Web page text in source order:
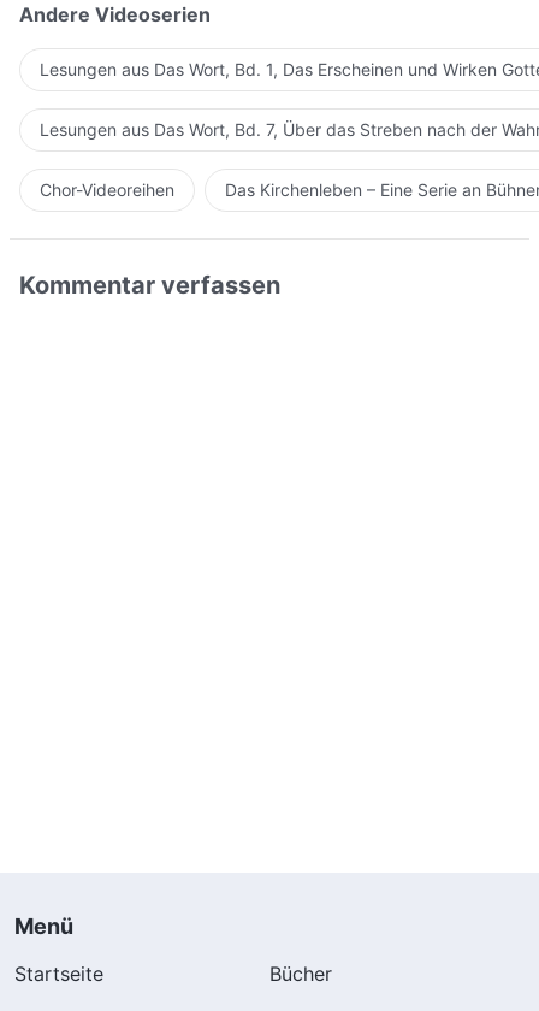
Andere Videoserien
Lesungen aus Das Wort, Bd. 1, Das Erscheinen und Wirken
Lesungen aus Das Wort, Bd. 7, Über das Streben nach der
Chor-Videoreihen Das Kirchenleben – Eine Serie an
Kommentar verfassen
Menü
Startseite
Bücher